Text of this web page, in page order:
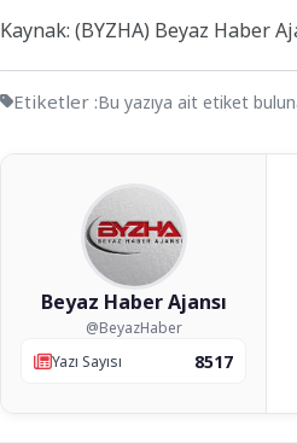
Kaynak: (BYZHA) Beyaz Haber
Etiketler :Bu yazıya ait etiket
Beyaz Haber Ajansı
@BeyazHaber
Yazı Sayısı
8517